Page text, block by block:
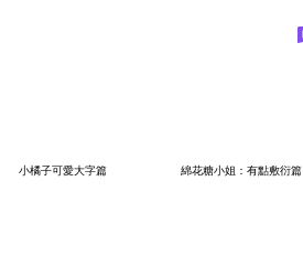
小橘子可愛大字篇 綿花糖小姐：有點敷衍篇